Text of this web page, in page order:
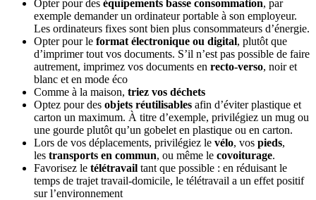
Opter pour des équipements basse consommation, par
exemple demander un ordinateur portable à son employeur.
Les ordinateurs fixes sont bien plus consommateurs d’énergie.
Opter pour le format électronique ou digital, plutôt que
d’imprimer tout vos documents. S’il n’est pas possible de faire
autrement, imprimez vos documents en recto-verso, noir et
blanc et en mode éco
Comme à la maison, triez vos déchets
Optez pour des objets réutilisables afin d’éviter plastique et
carton un maximum. À titre d’exemple, privilégiez un mug ou
une gourde plutôt qu’un gobelet en plastique ou en carton.
Lors de vos déplacements, privilégiez le vélo, vos pieds,
les transports en commun, ou même le covoiturage.
Favorisez le télétravail tant que possible : en réduisant le
temps de trajet travail-domicile, le télétravail a un effet positif
sur l’environnement